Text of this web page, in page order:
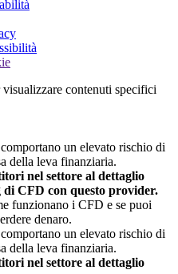
contenuti specifici
un elevato rischio di
della leva finanziaria.
nel settore al dettaglio
CFD con questo provider.
funzionano i CFD e se puoi
denaro.
un elevato rischio di
della leva finanziaria.
nel settore al dettaglio